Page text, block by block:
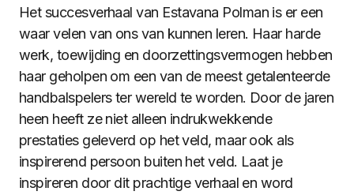
Het succesverhaal van Estavana Polman is er een
waar velen van ons van kunnen leren. Haar harde
werk, toewijding en doorzettingsvermogen hebben
haar geholpen om een van de meest getalenteerde
handbalspelers ter wereld te worden. Door de jaren
heen heeft ze niet alleen indrukwekkende
prestaties geleverd op het veld, maar ook als
inspirerend persoon buiten het veld. Laat je
inspireren door dit prachtige verhaal en word